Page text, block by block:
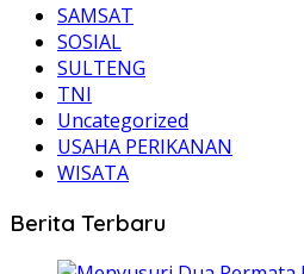
SAMSAT
SOSIAL
SULTENG
TNI
Uncategorized
USAHA PERIKANAN
WISATA
Berita Terbaru